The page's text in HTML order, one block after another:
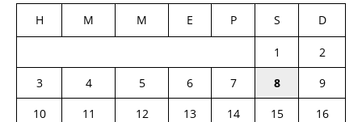
H M M E P S D
1
2
3
4 5 6 7 8
9
10
11 12 13 14 15
16